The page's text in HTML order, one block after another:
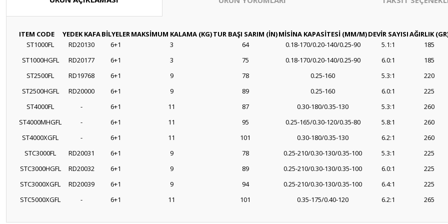
ITEM CODE YEDEK KAFABİLYELERMAKSİMUM KALAMA (KG)TUR BAŞI SARIM (İN)MİSİNA KAPASİTESİ (MM/M)DEVİR SAYISIAĞIRLIK
ST1000FL
RD20130 6+1 3 64 0.18-170/0.20-140/0.25-90 5.1:1
185
ST1000HGFL
RD20177 6+1 3 75 0.18-170/0.20-140/0.25-90 6.0:1
185
ST2500FL
RD19768 6+1 9 78 0.25-160 5.3:1
220
ST2500HGFL
RD20000 6+1 9 89 0.25-160 6.0:1
225
ST4000FL
- 6+1 11 87 0.30-180/0.35-130 5.3:1
260
ST4000MHGFL
- 6+1 11 95 0.25-165/0.30-120/0.35-80 5.8:1
260
ST4000XGFL
- 6+1 11 101 0.30-180/0.35-130 6.2:1
260
STC3000FL
RD20031 6+1 9 78 0.25-210/0.30-130/0.35-100 5.3:1
225
STC3000HGFL
RD20032 6+1 9 89 0.25-210/0.30-130/0.35-100 6.0:1
225
STC3000XGFL
RD20039 6+1 9 94 0.25-210/0.30-130/0.35-100 6.4:1
225
STC5000XGFL
- 6+1 11 101 0.35-175/0.40-120 6.2:1 265